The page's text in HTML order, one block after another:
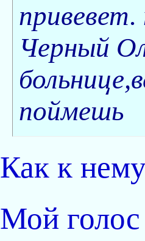
Черный
поймешь
Как к
Мой